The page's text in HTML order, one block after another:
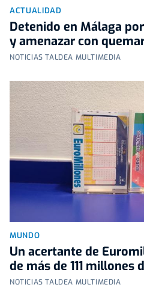
ACTUALIDAD
Detenido en Málaga
y amenazar con
NOTICIAS TALDEA MULTIMEDIA
MUNDO
Un acertante de
de más de 111 millones
NOTICIAS TALDEA MULTIMEDIA